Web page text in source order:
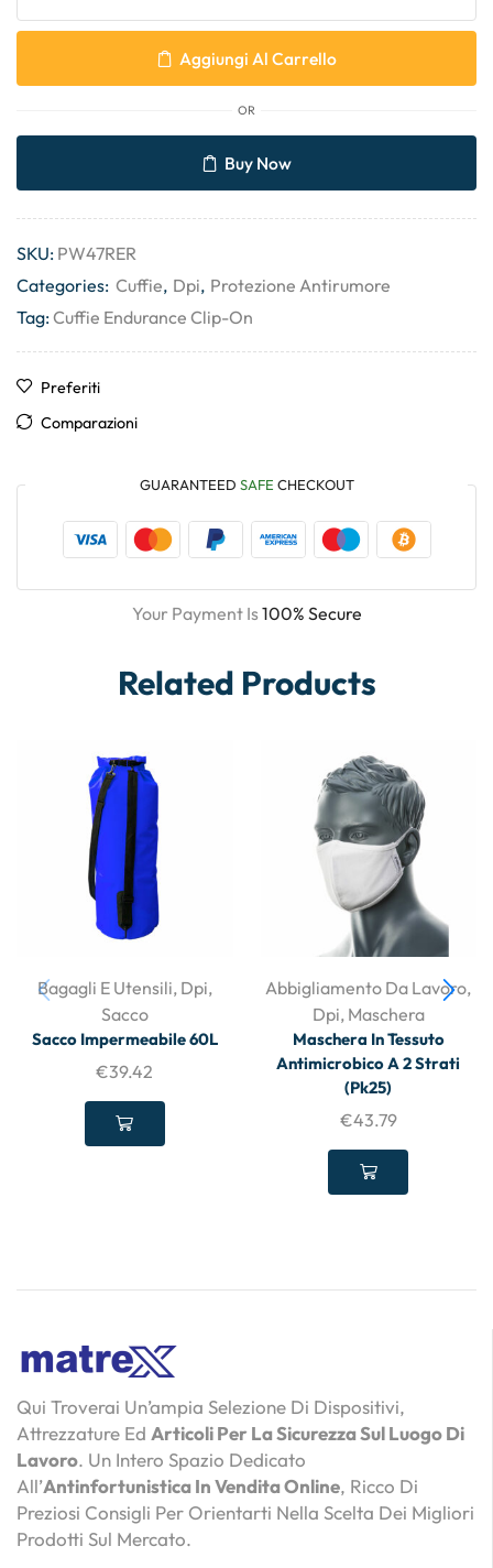
Aggiungi Al Carrello
OR
Buy Now
SKU: PW47RER
Categories: Cuffie, Dpi, Protezione Antirumore
Tag:Cuffie Endurance Clip-On
Preferiti
Comparazioni
GUARANTEED SAFE CHECKOUT
Your Payment Is100% Secure
Related Products
Bagagli E Utensili, Dpi,
Sacco
Sacco Impermeabile 60L
€39.42
Abbigliamento Da Lavoro,
Dpi, Maschera
Maschera In Tessuto
Antimicrobico A 2 Strati
(Pk25)
€43.79
Qui Troverai Un’ampia Selezione Di Dispositivi,
Attrezzature Ed Articoli Per La Sicurezza Sul Luogo Di
Lavoro. Un Intero Spazio Dedicato
All’Antinfortunistica In Vendita Online, Ricco Di
Preziosi Consigli Per Orientarti Nella Scelta Dei Migliori
Prodotti Sul Mercato.